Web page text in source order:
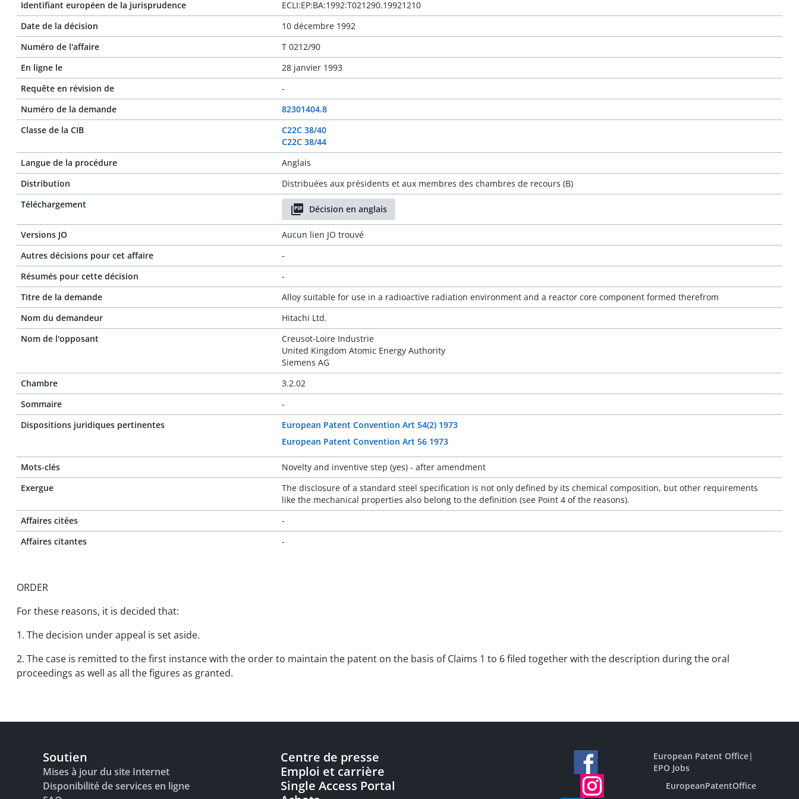
Identifiant européen de la jurisprudence
ECLI:EP:BA:1992:T021290.19921210
Date de la décision
10 décembre 1992
Numéro de l'affaire
T 0212/90
En ligne le
28 janvier 1993
Requête en révision de
-
Numéro de la demande
82301404.8
Classe de la CIB
C22C 38/40
C22C 38/44
Langue de la procédure
Anglais
Distribution
Distribuées aux présidents et aux membres des chambres de recours (B)
Téléchargement
Décision en anglais
Versions JO
Aucun lien JO trouvé
Autres décisions pour cet affaire
-
Résumés pour cette décision
-
Titre de la demande
Alloy suitable for use in a radioactive radiation environment and a reactor core component formed therefrom
Nom du demandeur
Hitachi Ltd.
Nom de l'opposant
Creusot-Loire Industrie
United Kingdom Atomic Energy Authority
Siemens AG
Chambre
3.2.02
Sommaire
-
Dispositions juridiques pertinentes
European Patent Convention Art 54(2) 1973
European Patent Convention Art 56 1973
Mots-clés
Novelty and inventive step (yes) - after amendment
Exergue
The disclosure of a standard steel specification is not only defined by its chemical composition, but other requirements
like the mechanical properties also belong to the definition (see Point 4 of the reasons).
Affaires citées
-
Affaires citantes
-
ORDER
For these reasons, it is decided that:
1. The decision under appeal is set aside.
2. The case is remitted to the first instance with the order to maintain the patent on the basis of Claims 1 to 6 filed together with the description during the oral
proceedings as well as all the figures as granted.
Soutien
Mises à jour du site Internet
Disponibilité de services en ligne
Centre de presse
Emploi et carrière
Single Access Portal
European Patent Office|
EPO Jobs
EuropeanPatentOffice